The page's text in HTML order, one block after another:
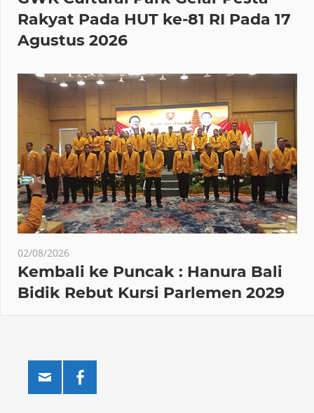
Rakyat Pada HUT ke-81 RI Pada 17
Agustus 2026
02/08/2026
Kembali ke Puncak : Hanura Bali
Bidik Rebut Kursi Parlemen 2029